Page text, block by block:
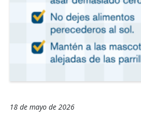
18 de mayo de 2026